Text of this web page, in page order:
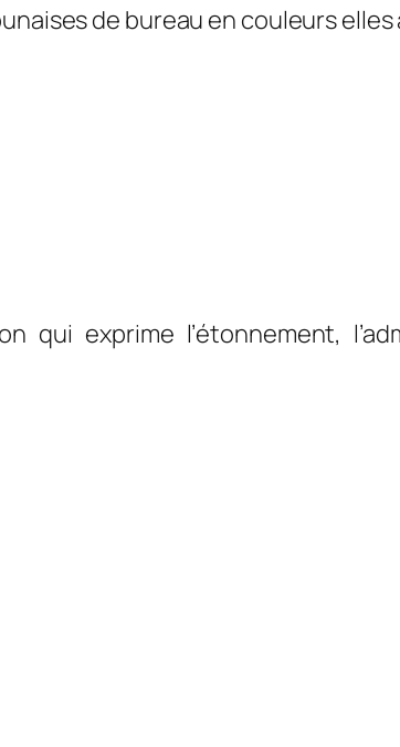
de bureau en couleurs elles
qui exprime l’étonnement,